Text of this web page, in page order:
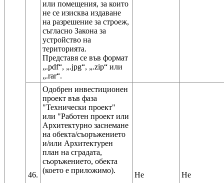
или помещения, за които
не се изисква издаване
на разрешение за строеж,
съгласно Закона за
устройство на
територията.
Представя се във формат
„.pdf“, „.jpg“, „.zip“ или
46.
Одобрен инвестиционен
проект във фаза
"Технически проект"
или "Работен проект или
Архитектурно заснемане
на обекта/съоръжението
и/или Архитектурен
план на сградата,
съоръжението, обекта
(което е приложимо).
Не Не